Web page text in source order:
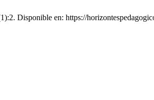
Disponible en: https://